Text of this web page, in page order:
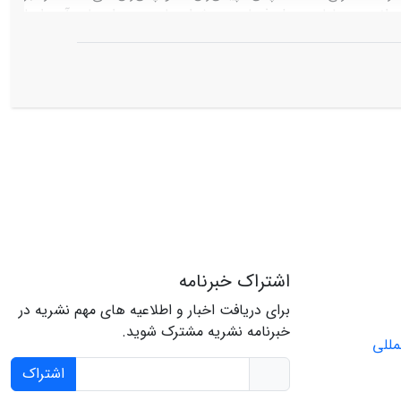
در پایان، مدل فساد و پیش‏ران‌ها و پس‌ران‌های آن را با
اشتراک خبرنامه
برای دریافت اخبار و اطلاعیه های مهم نشریه در
خبرنامه نشریه مشترک شوید.
اشتراک